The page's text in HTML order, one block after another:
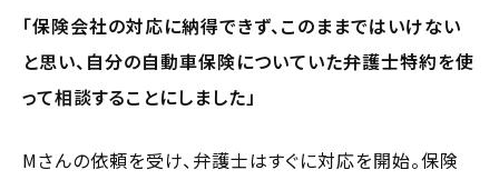
「保険会社の対応に納得できず、このままではいけない
と思い、自分の自動車保険についていた弁護士特約を使
って相談することにしました」
Mさんの依頼を受け、弁護士はすぐに対応を開始。保険